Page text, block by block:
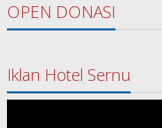
OPEN DONASI
Iklan Hotel Sernu